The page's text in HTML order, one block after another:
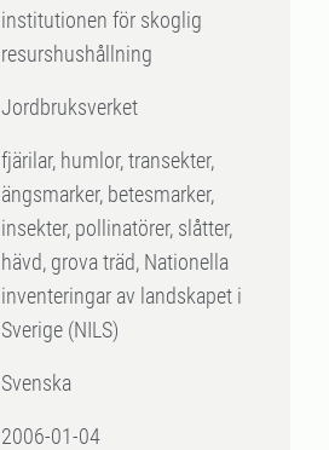
institutionen för skoglig
resurshushållning
Jordbruksverket
fjärilar, humlor, transekter,
ängsmarker, betesmarker,
insekter, pollinatörer, slåtter,
hävd, grova träd, Nationella
inventeringar av landskapet i
Sverige (NILS)
Svenska
2006-01-04